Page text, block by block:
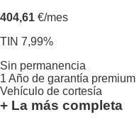
404,61 €/mes
TIN 7,99%
Sin permanencia
1 Año de garantía premium
Vehículo de cortesía
+ La más completa